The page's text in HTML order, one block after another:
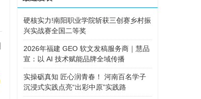
硬核实力!南阳职业学院斩获三创赛乡村振
兴实战赛全国二等奖
2026年福建 GEO 软文发稿服务商｜慧品
宣：以 AI 技术赋能品牌全域传播
实操砺真知 匠心润青春！ 河南百名学子
沉浸式实践点亮“出彩中原”实践路